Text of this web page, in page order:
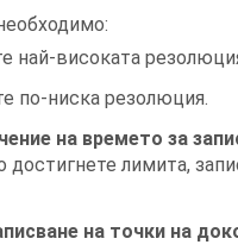
най-високата
по-ниска резолюция.
на времето за
достигнете лимита,
на точки на